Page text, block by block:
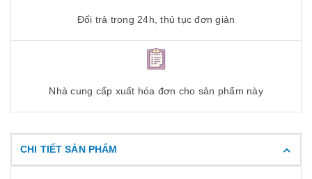
Đổi trả trong 24h, thủ tục đơn giản
Nhà cung cấp xuất hóa đơn cho sản phẩm này
CHI TIẾT SẢN PHẨM